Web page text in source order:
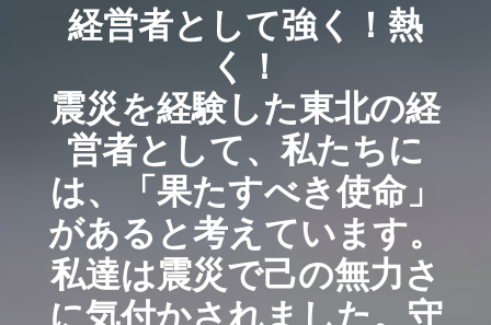
経営者として強く！熱
く！
震災を経験した東北の経
営者として、私たちに
は、「果たすべき使命」
があると考えています。
私達は震災で己の無力さ
に気付かされました。守